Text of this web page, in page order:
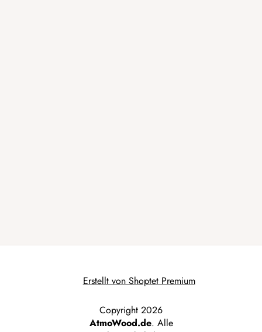
Erstellt von Shoptet Premium
Copyright 2026
AtmoWood.de. Alle